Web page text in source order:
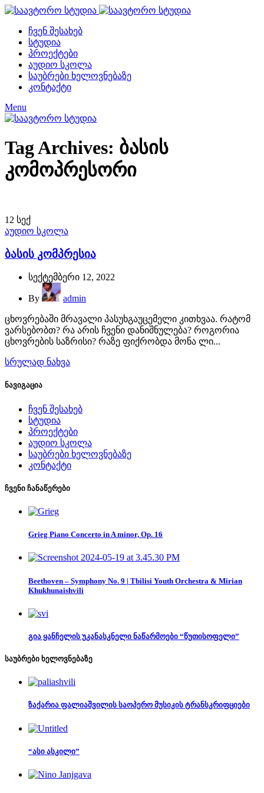
ჩვენ შესახებ
სტუდია
პროექტები
აუდიო სკოლა
საუბრები ხელოვნებაზე
კონტაქტი
Menu
Tag Archives: ბასის
კომოპრესორი
12 სექ
აუდიო სკოლა
ბასის კომპრესია
სექტემბერი 12, 2022
By admin
ცხოვრებაში მრავალი პასუხგაუცემელი კითხვაა. რატომ
ვარსებობთ? რა არის ჩვენი დანიშნულება? როგორია
ცხოვრების საზრისი? რაზე ფიქრობდა მონა ლი...
სრულად ნახვა
ნავიგაცია
ჩვენ შესახებ
სტუდია
პროექტები
აუდიო სკოლა
საუბრები ხელოვნებაზე
კონტაქტი
ჩვენი ჩანაწერები
Grieg Piano Concerto in A minor, Op. 16
Beethoven – Symphony No. 9 | Tbilisi Youth Orchestra & Mirian
Khukhunaishvili
გია ყანჩელის უკანასკნელი ნაწარმოები “წუთისოფელი”
საუბრები ხელოვნებაზე
ზაქარია ფალიაშვილის საოპერო მუსიკის ტრანსკრიფციები
“ასი ასკილი”